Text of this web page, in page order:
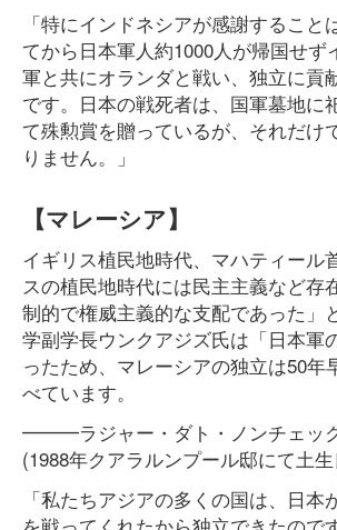
「特にインドネシアが感謝すること
てから日本軍人約1000人が帰国せず
軍と共にオランダと戦い、独立に貢
です。日本の戦死者は、国軍墓地に
て殊勲賞を贈っているが、それだけ
りません。」
【マレーシア】
イギリス植民地時代、マハティール
スの植民地時代には民主主義など存
制的で権威主義的な支配であった」
学副学長ウンクアジズ氏は「日本軍
ったため、マレーシアの独立は50年
べています。
━━━ラジャー・ダト・ノンチェッ
(1988年クアラルンプール邸にて土
「私たちアジアの多くの国は、日本